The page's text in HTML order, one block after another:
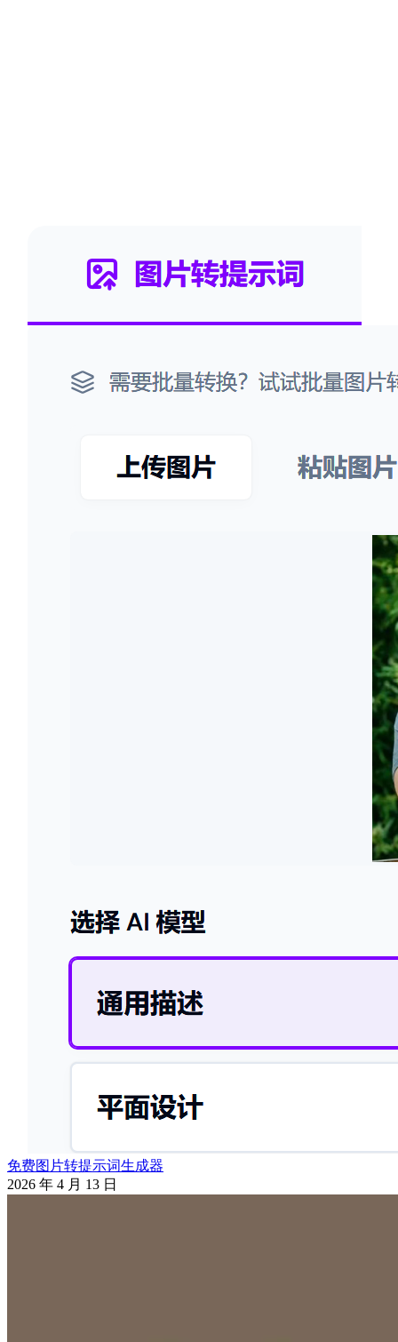
免费图片转提示词生成器
2026 年 4 月 13 日